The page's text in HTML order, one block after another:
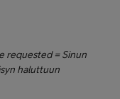
requested = Sinun
haluttuun